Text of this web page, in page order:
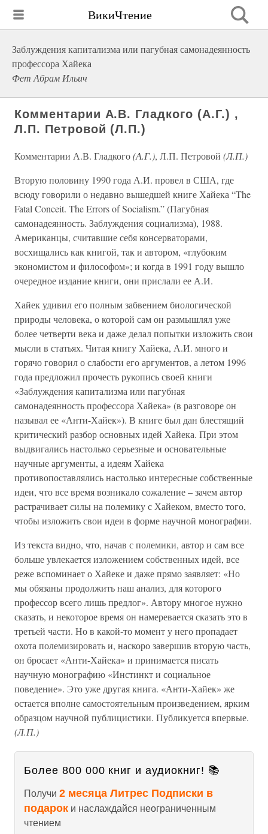
ВикиЧтение
Заблуждения капитализма или пагубная самонадеянность
профессора Хайека
Фет Абрам Ильич
Комментарии А.В. Гладкого (А.Г.) ,
Л.П. Петровой (Л.П.)
Комментарии А.В. Гладкого(А.Г.), Л.П. Петровой (Л.П.)
Вторую половину 1990 года А.И. провел в США, где
всюду говорили о недавно вышедшей книге Хайека “The
Fatal Conceit. The Errors of Socialism.” (Пагубная
самонадеянность. Заблуждения социализма), 1988.
Американцы, считавшие себя консерваторами,
восхищались как книгой, так и автором, «глубоким
экономистом и философом»; и когда в 1991 году вышло
очередное издание книги, они прислали ее А.И.
Хайек удивил его полным забвением биологической
природы человека, о которой сам он размышлял уже
более четверти века и даже делал попытки изложить свои
мысли в статьях. Читая книгу Хайека, А.И. много и
горячо говорил о слабости его аргументов, а летом 1996
года предложил прочесть рукопись своей книги
«Заблуждения капитализма или пагубная
самонадеянность профессора Хайека» (в разговоре он
называл ее «Анти-Хайек»). В книге был дан блестящий
критический разбор основных идей Хайека. При этом
выдвигались настолько серьезные и основательные
научные аргументы, а идеям Хайека
противопоставлялись настолько интересные собственные
идеи, что все время возникало сожаление – зачем автор
растрачивает силы на полемику с Хайеком, вместо того,
чтобы изложить свои идеи в форме научной монографии.
Из текста видно, что, начав с полемики, автор и сам все
больше увлекается изложением собственных идей, все
реже вспоминает о Хайеке и даже прямо заявляет: «Но
мы обязаны продолжить наш анализ, для которого
профессор всего лишь предлог». Автору многое нужно
сказать, и некоторое время он намеревается сказать это в
третьей части. Но в какой-то момент у него пропадает
охота полемизировать и, наскоро завершив вторую часть,
он бросает «Анти-Хайека» и принимается писать
научную монографию «Инстинкт и социальное
поведение». Это уже другая книга. «Анти-Хайек» же
остается вполне самостоятельным произведением, ярким
образцом научной публицистики. Публикуется впервые.
(Л.П.)
Более 800 000 книг и аудиокниг! 📚
Получи 2 месяца Литрес Подписки в
подарок и наслаждайся неограниченным
чтением